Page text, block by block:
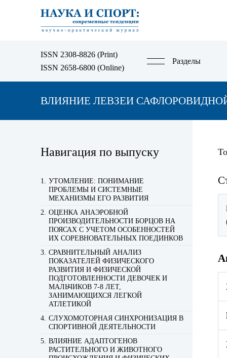
ISSN 2308-8826 (Print)
ISSN 2658-6800 (Online)
Разделы
ВЛИЯНИЕ ЛЕВЗЕИ
Навигация по выпуску
УТОМЛЕНИЕ: ПОНИМАНИЕ
ПРОБЛЕМЫ И СИСТЕМНЫЕ
МЕХАНИЗМЫ ЕГО РАЗВИТИЯ
ОЦЕНКА АНАЭРОБНОЙ
ПРОИЗВОДИТЕЛЬНОСТИ БОРЦОВ НА
ПОЯСАХ С УЧЕТОМ ОСОБЕННОСТЕЙ
ИХ СОРЕВНОВАТЕЛЬНЫХ ПОЕДИНКОВ
СРАВНИТЕЛЬНЫЙ АНАЛИЗ
ПОКАЗАТЕЛЕЙ ФИЗИЧЕСКОГО
РАЗВИТИЯ И ФИЗИЧЕСКОЙ
ПОДГОТОВЛЕННОСТИ ДЕВОЧЕК И
МАЛЬЧИКОВ 7-8 ЛЕТ,
ЗАНИМАЮЩИХСЯ ЛЕГКОЙ
АТЛЕТИКОЙ
СЛУХОМОТОРНАЯ СИНХРОНИЗАЦИЯ В
СПОРТИВНОЙ ДЕЯТЕЛЬНОСТИ
ВЛИЯНИЕ АДАПТОГЕНОВ
РАСТИТЕЛЬНОГО И ЖИВОТНОГО